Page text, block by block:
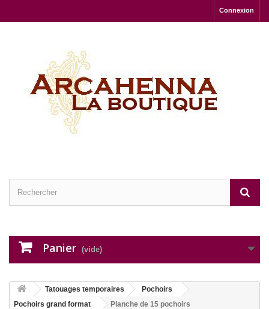
Connexion
Panier (vide)
Tatouages temporaires
Pochoirs
Pochoirs grand format
Planche de 15 pochoirs